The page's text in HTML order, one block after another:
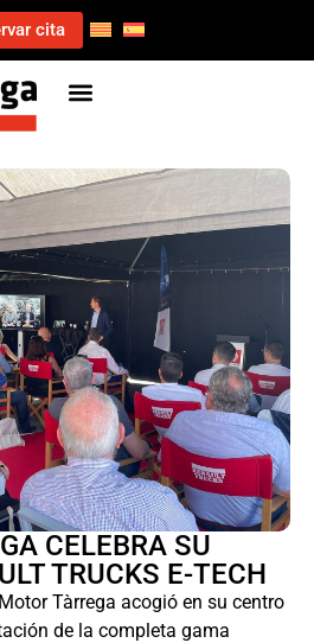
cita
CELEBRA SU
TRUCKS E-TECH
Tàrrega acogió en su centro
de la completa gama